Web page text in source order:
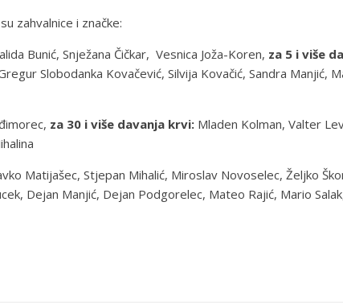
zahvalnice i značke:
Bunić, Snježana Čičkar, Vesnica Joža-Koren, za 5 i više
Slobodanka Kovačević, Silvija Kovačić, Sandra Manjić,
za 30 i više davanja krvi: Mladen Kolman, Valter
Matijašec, Stjepan Mihalić, Miroslav Novoselec, Željko
Dejan Manjić, Dejan Podgorelec, Mateo Rajić, Mario